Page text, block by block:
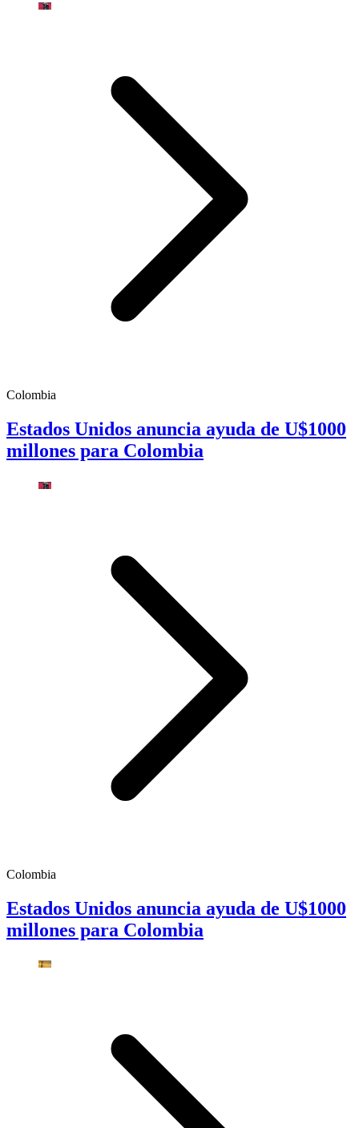
Colombia
Estados Unidos anuncia ayuda de U$1000
millones para Colombia
Colombia
Estados Unidos anuncia ayuda de U$1000
millones para Colombia